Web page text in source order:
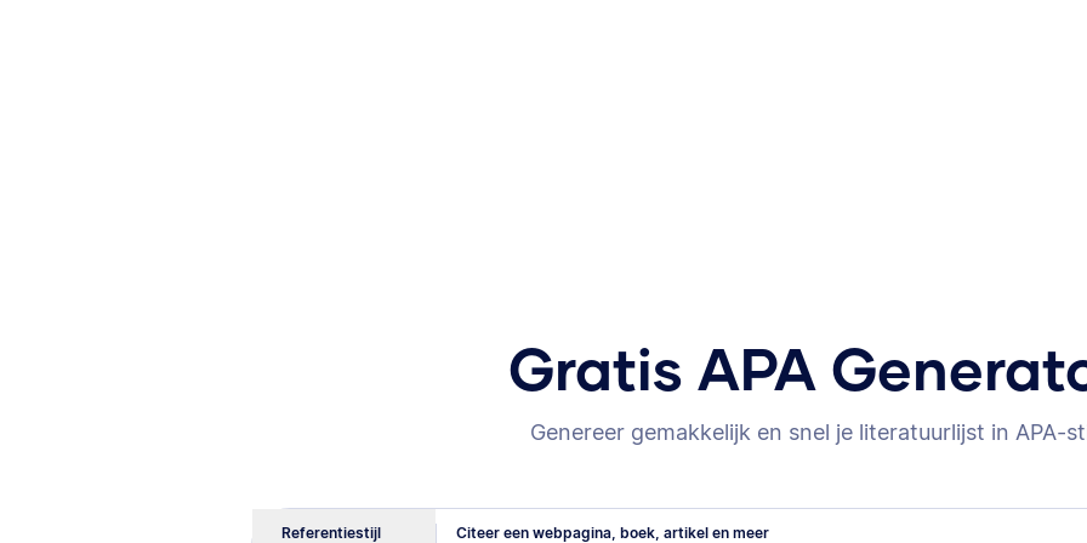
Gratis APA
Genereer gemakkelijk en snel je literatuurlijst in APA-
Citeer een webpagina, boek, artikel en meer
Referentiestijl